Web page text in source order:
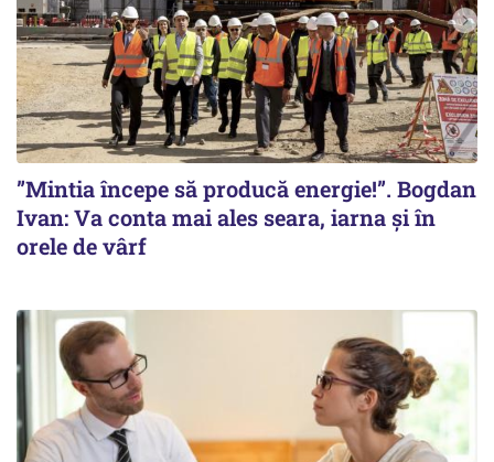
”Mintia începe să producă energie!”. Bogdan
Ivan: Va conta mai ales seara, iarna și în
orele de vârf